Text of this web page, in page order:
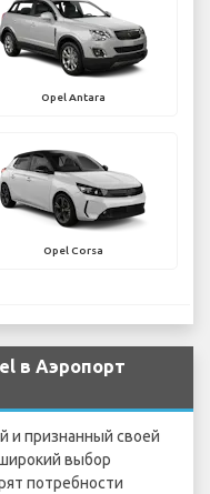
Opel Antara
Opel Corsa
в Аэропорт
и признанный своей
выбор
потребности